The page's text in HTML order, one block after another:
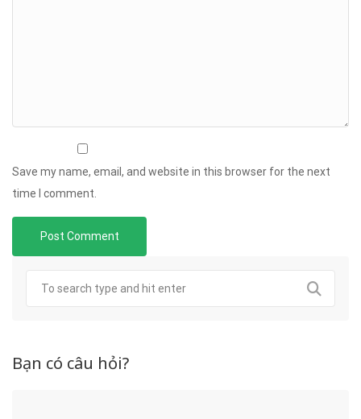
Save my name, email, and website in this browser for the next
time I comment.
Bạn có câu hỏi?